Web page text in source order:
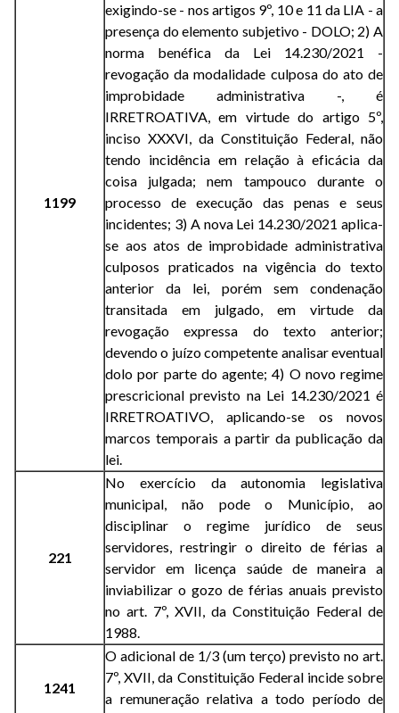
1199
exigindo-se - nos artigos 9º, 10 e 11 da LIA - a
presença do elemento subjetivo - DOLO; 2) A
norma benéfica da Lei 14.230/2021 -
revogação da modalidade culposa do ato de
improbidade administrativa -, é
IRRETROATIVA, em virtude do artigo 5º,
inciso XXXVI, da Constituição Federal, não
tendo incidência em relação à eficácia da
coisa julgada; nem tampouco durante o
processo de execução das penas e seus
incidentes; 3) A nova Lei 14.230/2021 aplica-
se aos atos de improbidade administrativa
culposos praticados na vigência do texto
anterior da lei, porém sem condenação
transitada em julgado, em virtude da
revogação expressa do texto anterior;
devendo o juízo competente analisar eventual
dolo por parte do agente; 4) O novo regime
prescricional previsto na Lei 14.230/2021 é
IRRETROATIVO, aplicando-se os novos
marcos temporais a partir da publicação da
lei.
221
No exercício da autonomia legislativa
municipal, não pode o Município, ao
disciplinar o regime jurídico de seus
servidores, restringir o direito de férias a
servidor em licença saúde de maneira a
inviabilizar o gozo de férias anuais previsto
no art. 7º, XVII, da Constituição Federal de
1988.
1241
O adicional de 1/3 (um terço) previsto no art.
7º, XVII, da Constituição Federal incide sobre
a remuneração relativa a todo período de